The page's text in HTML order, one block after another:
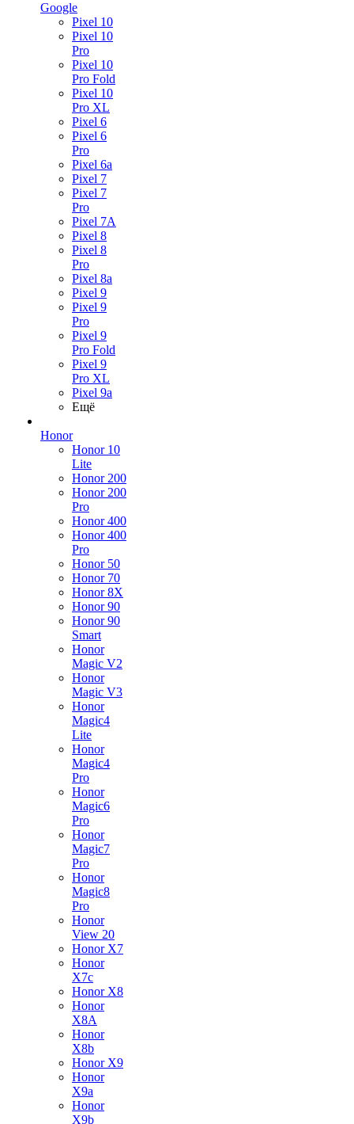
Google
Pixel 10
Pixel 10
Pro
Pixel 10
Pro Fold
Pixel 10
Pro XL
Pixel 6
Pixel 6
Pro
Pixel 6a
Pixel 7
Pixel 7
Pro
Pixel 7A
Pixel 8
Pixel 8
Pro
Pixel 8a
Pixel 9
Pixel 9
Pro
Pixel 9
Pro Fold
Pixel 9
Pro XL
Pixel 9a
Ещё
Honor
Honor 10
Lite
Honor 200
Honor 200
Pro
Honor 400
Honor 400
Pro
Honor 50
Honor 70
Honor 8X
Honor 90
Honor 90
Smart
Honor
Magic V2
Honor
Magic V3
Honor
Magic4
Lite
Honor
Magic4
Pro
Honor
Magic6
Pro
Honor
Magic7
Pro
Honor
Magic8
Pro
Honor
View 20
Honor X7
Honor
X7c
Honor X8
Honor
X8A
Honor
X8b
Honor X9
Honor
X9a
Honor
X9b